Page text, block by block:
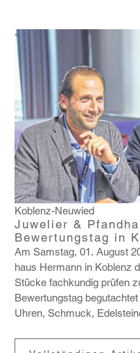
Koblenz-Neuwied
Juwelier &
Bewertungstag in
Am Samstag, 01. August
haus Hermann in Koblenz
Stücke fach­kundig prüfen
Bewer­tungstag
Uhren, Schmuck,